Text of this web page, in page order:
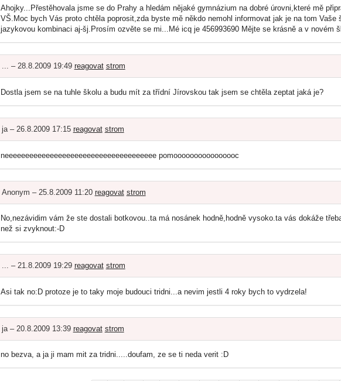
Ahojky...Přestěhovala jsme se do Prahy a hledám nějaké gymnázium na dobré úrovni,které mě
VŠ.Moc bych Vás proto chtěla poprosit,zda byste mě někdo nemohl informovat jak je na tom
jazykovou kombinaci aj-šj.Prosím ozvěte se mi...Mé icq je 456993690 Mějte se krásně a v novém
... – 28.8.2009 19:49 reagovat strom
Dostla jsem se na tuhle školu a budu mít za třídní Jírovskou tak jsem se chtěla zeptat jaká je?
ja – 26.8.2009 17:15 reagovat strom
neeeeeeeeeeeeeeeeeeeeeeeeeeeeeeeeeeeee pomoooooooooooooooc
Anonym – 25.8.2009 11:20 reagovat strom
No,nezávidim vám že ste dostali botkovou..ta má nosánek hodně,hodně vysoko.ta vás dokáže
než si zvyknout:-D
... – 21.8.2009 19:29 reagovat strom
Asi tak no:D protoze je to taky moje budouci tridni...a nevim jestli 4 roky bych to vydrzela!
ja – 20.8.2009 13:39 reagovat strom
no bezva, a ja ji mam mit za tridni.....doufam, ze se ti neda verit :D